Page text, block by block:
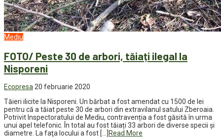
Mediu
FOTO/ Peste 30 de arbori, tăiați ilegal la
Nisporeni
Ecopresa 20 februarie 2020
Tăieri ilicite la Nisporeni. Un bărbat a fost amendat cu 1500 de lei
pentru că a tăiat peste 30 de arbori din extravilanul satului Zberoaia.
Potrivit Inspectoratului de Mediu, contravenția a fost găsită în urma
unui apel telefonic. În total au fost tăiați 33 arbori de diverse specii şi
diametre. La faţa locului a fost […]
Read More